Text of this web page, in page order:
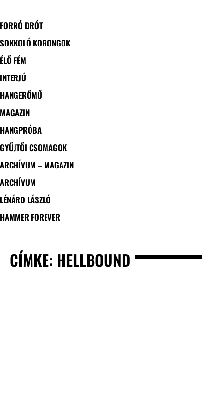
FORRÓ DRÓT
SOKKOLÓ KORONGOK
ÉLŐ FÉM
INTERJÚ
HANGERŐMŰ
MAGAZIN
HANGPRÓBA
GYŰJTŐI CSOMAGOK
ARCHÍVUM – MAGAZIN
ARCHÍVUM
LÉNÁRD LÁSZLÓ
HAMMER FOREVER
CÍMKE: HELLBOUND